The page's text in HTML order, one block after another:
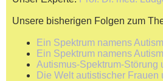
Unsere bisherigen Folgen zum
Ein Spektrum namens
Ein Spektrum namens
Autismus-Spektrum-Störung
Die Welt autistischer Frauen